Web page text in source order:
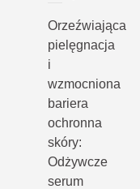
Orzeźwiająca
pielęgnacja
i
wzmocniona
bariera
ochronna
skóry:
Odżywcze
serum